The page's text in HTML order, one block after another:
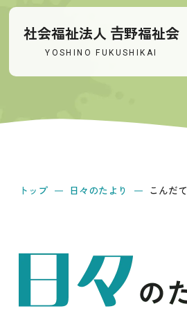
社会福祉法人 𠮷野福祉会
YOSHINO FUKUSHIKAI
トップ 日々のたより こんだて